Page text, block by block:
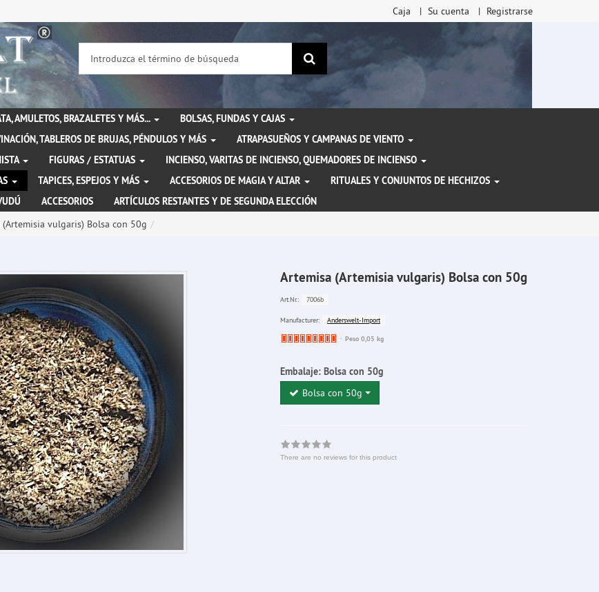
Caja Su cuenta Registrarse
Buscar
AMULETOS, BRAZALETES Y MÁS...
BOLSAS, FUNDAS Y CAJAS
TABLEROS DE BRUJAS, PÉNDULOS Y MÁS
ATRAPASUEÑOS Y CAMPANAS DE VIENTO
FIGURAS / ESTATUAS
INCIENSO, VARITAS DE INCIENSO, QUEMADORES DE INCIENSO
TAPICES, ESPEJOS Y MÁS ACCESORIOS DE MAGIA Y ALTAR
RITUALES Y CONJUNTOS DE HECHIZOS
ACCESORIOS
ARTÍCULOS RESTANTES Y DE SEGUNDA ELECCIÓN
(Artemisia vulgaris) Bolsa con 50g
Artemisa (Artemisia vulgaris) Bolsa con 50g
Art.Nr.: 7006b
Manufacturer:
Anderswelt-Import
WarePeso 0,05 kg
Embalaje: Bolsa con 50g
Bolsa con 50g
There are no reviews for this product